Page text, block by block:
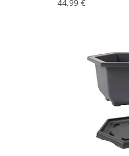
44,99 €